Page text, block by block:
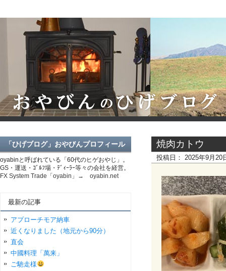
焼肉カトウ
投稿日： 2025年9月20
「ひげブログ」おやびんプロフィール
oyabinと呼ばれている「60代のヒゲおやじ」。
GS・運送・ｺﾞﾙﾌ場・ﾃﾞｨｰﾗｰ等々の会社を経営。
FX System Trade「oyabin」→ oyabin.net
最新の記事
アプローチモア納車
近くなりました（地元から90分）
直会
中國料理「萬来」
ご馳走様